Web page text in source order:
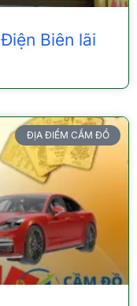
Biên lãi
ĐỊA ĐIỂM CẦM ĐỒ